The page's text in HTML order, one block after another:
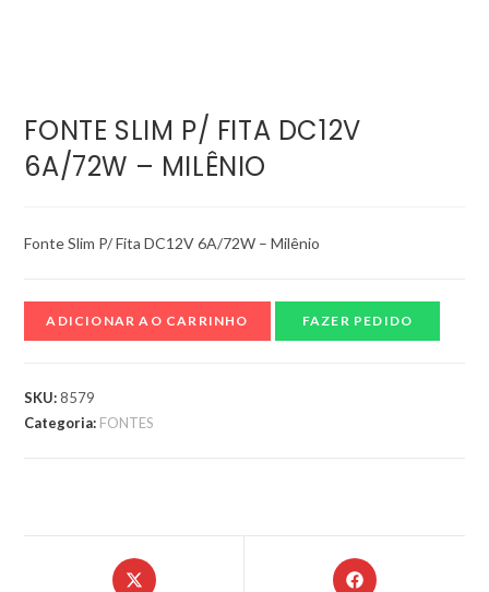
FONTE SLIM P/ FITA DC12V
6A/72W – MILÊNIO
Fonte Slim P/ Fita DC12V 6A/72W – Milênio
ADICIONAR AO CARRINHO FAZER PEDIDO
SKU:8579
Categoria: FONTES